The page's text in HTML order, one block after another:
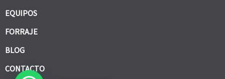
EQUIPOS
FORRAJE
BLOG
CONTACTO